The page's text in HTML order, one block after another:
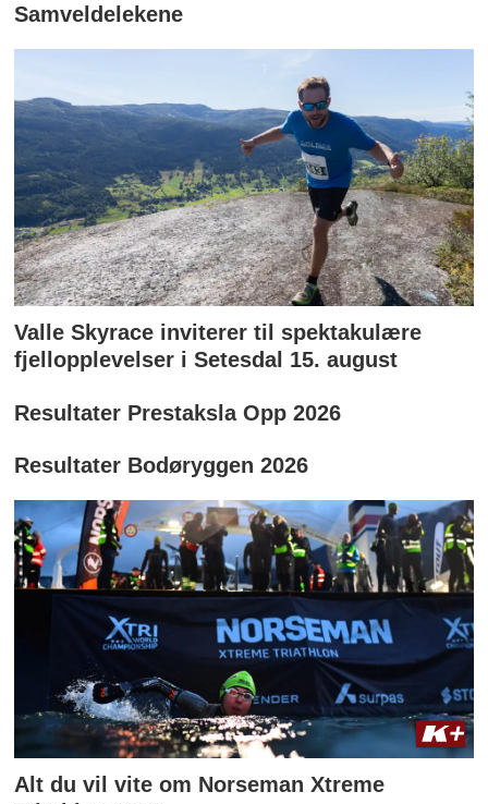
Samveldelekene
Valle Skyrace inviterer til spektakulære
fjellopplevelser i Setesdal 15. august
Resultater Prestaksla Opp 2026
Resultater Bodøryggen 2026
Alt du vil vite om Norseman Xtreme